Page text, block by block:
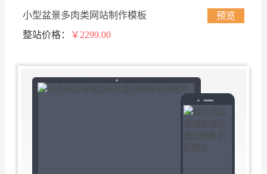
小型盆景多肉类网站制作模板
预览
整站价格：
￥2299.00